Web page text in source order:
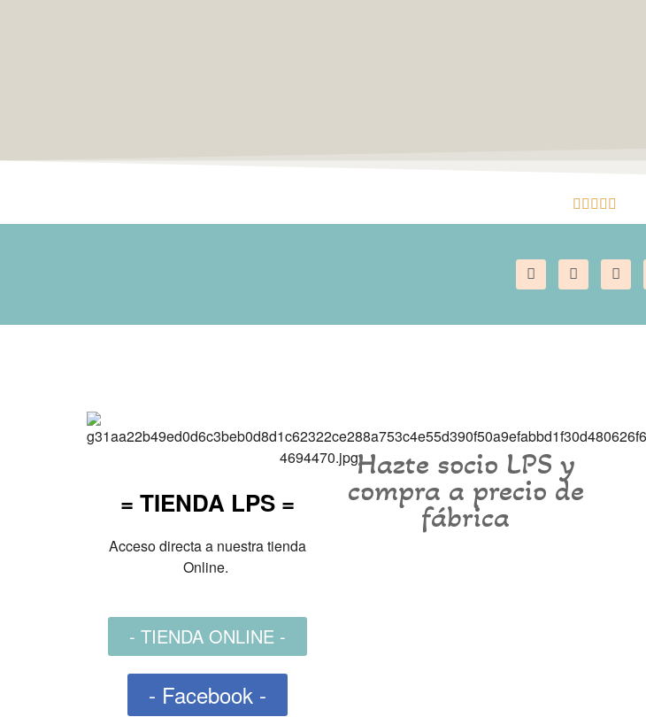
    
= TIENDA LPS =
Acceso directa a nuestra tienda
Online.
- TIENDA ONLINE -
- Facebook -
Hazte socio LPS y
compra a precio de
fábrica